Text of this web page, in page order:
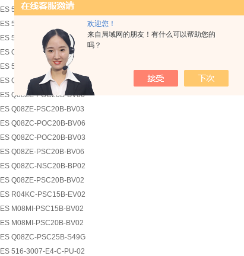
欢迎您！
来自局域网的朋友！有什么可以帮助您的
吗？
516-300-S166-PU-02
516-300-S166-05
516-300-S180-02
Q08ZC-POC20B-BP03
516-300-S170-05
Q08ZE-PSC20B-BP03
Q08ZE-POC20B-BV06
Q08ZE-PSC20B-BV03
Q08ZC-POC20B-BV06
Q08ZC-POC20B-BV03
Q08ZE-PSC20B-BV06
Q08ZC-NSC20B-BP02
Q08ZE-PSC20B-BV02
R04KC-PSC15B-EV02
M08MI-PSC15B-BV02
M08MI-PSC20B-BV02
Q08ZC-PSC25B-S49G
516-3007-E4-C-PU-02